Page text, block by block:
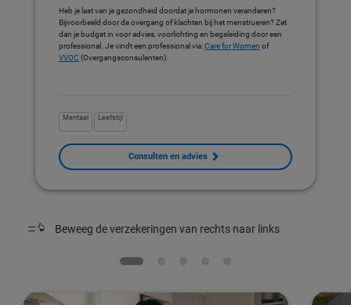
Heb je last van je gezondheid doordat je hormonen veranderen?
Bijvoorbeeld door de overgang of klachten bij het menstrueren? Zet
dan je budget in voor advies, voorlichting en begeleiding door een
professional. Je vindt een professional via:Care for Women of
VVOC (Overgangsconsulenten).
Mentaal Leefstijl
Consulten en advies
Beweeg de verzekeringen van rechts naar links